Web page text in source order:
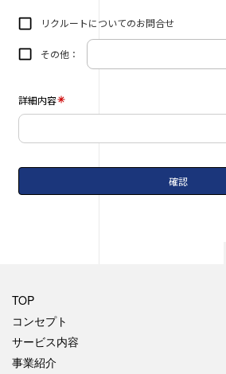
TOP
コンセプト
サービス内容
事業紹介